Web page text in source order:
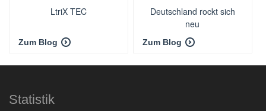
LtriX TEC
Zum Blog
Deutschland rockt sich
neu
Zum Blog
Statistik